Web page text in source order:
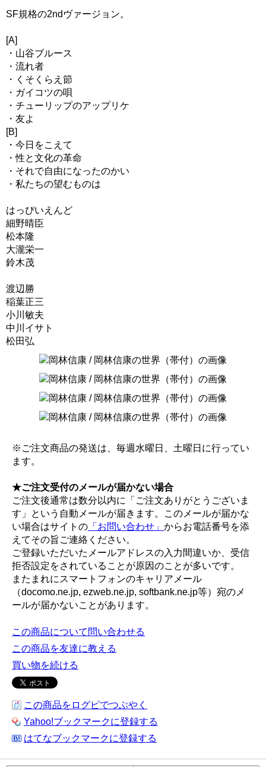
SF規格の2ndヴァージョン。
[A]
・山谷ブルース
・流れ者
・くそくらえ節
・ガイコツの唄
・チューリップのアップリケ
・友よ
[B]
・今日をこえて
・性と文化の革命
・それで自由になったのかい
・私たちの望むものは
はっぴいえんど
細野晴臣
松本隆
大瀧栄一
鈴木茂
渡辺勝
稲葉正三
小川敏夫
中川イサト
松田弘
※ご注文商品の発送は、毎週水曜日、土曜日に行ってい
ます。
★ご注文受付のメールが届かない場合
ご注文後通常は数分以内に「ご注文ありがとうございま
す」という自動メールが届きます。このメールが届かな
い場合はサイトの 「お問い合わせ」 からお電話番号を添
えてその旨ご連絡ください。
ご登録いただいたメールアドレスの入力間違いか、受信
拒否設定をされていることが原因のことが多いです。
またまれにスマートフォンのキャリアメール
（docomo.ne.jp, ezweb.ne.jp, softbank.ne.jp等）宛のメ
ールが届かないことがあります。
この商品について問い合わせる
この商品を友達に教える
買い物を続ける
この商品をログピでつぶやく
Yahoo!ブックマークに登録する
はてなブックマークに登録する